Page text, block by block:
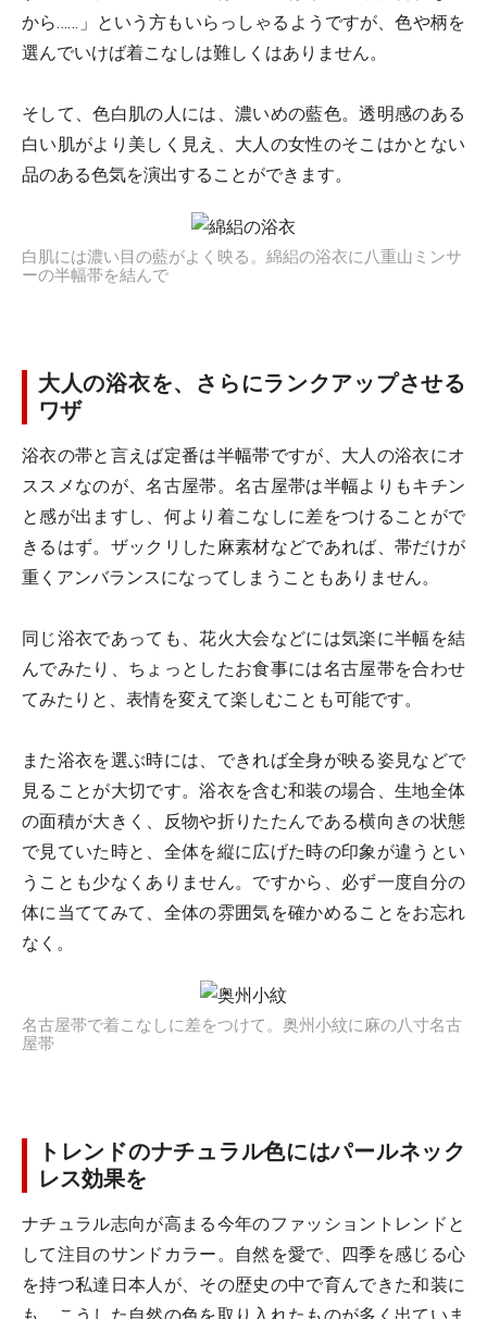
から……」という方もいらっしゃるようですが、色や柄を
選んでいけば着こなしは難しくはありません。
そして、色白肌の人には、濃いめの藍色。透明感のある
白い肌がより美しく見え、大人の女性のそこはかとない
品のある色気を演出することができます。
白肌には濃い目の藍がよく映る。綿絽の浴衣に八重山ミンサ
ーの半幅帯を結んで
大人の浴衣を、さらにランクアップさせる
ワザ
浴衣の帯と言えば定番は半幅帯ですが、大人の浴衣にオ
ススメなのが、名古屋帯。名古屋帯は半幅よりもキチン
と感が出ますし、何より着こなしに差をつけることがで
きるはず。ザックリした麻素材などであれば、帯だけが
重くアンバランスになってしまうこともありません。
同じ浴衣であっても、花火大会などには気楽に半幅を結
んでみたり、ちょっとしたお食事には名古屋帯を合わせ
てみたりと、表情を変えて楽しむことも可能です。
また浴衣を選ぶ時には、できれば全身が映る姿見などで
見ることが大切です。浴衣を含む和装の場合、生地全体
の面積が大きく、反物や折りたたんである横向きの状態
で見ていた時と、全体を縦に広げた時の印象が違うとい
うことも少なくありません。ですから、必ず一度自分の
体に当ててみて、全体の雰囲気を確かめることをお忘れ
なく。
名古屋帯で着こなしに差をつけて。奥州小紋に麻の八寸名古
屋帯
トレンドのナチュラル色にはパールネック
レス効果を
ナチュラル志向が高まる今年のファッショントレンドと
して注目のサンドカラー。自然を愛で、四季を感じる心
を持つ私達日本人が、その歴史の中で育んできた和装に